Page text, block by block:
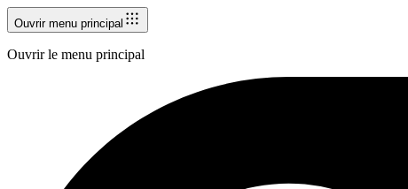
Ouvrir menu principal
Ouvrir le menu principal